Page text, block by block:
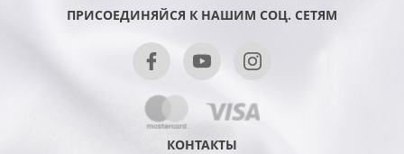
ПРИСОЕДИНЯЙСЯ К НАШИМ СОЦ. СЕТЯМ
КОНТАКТЫ